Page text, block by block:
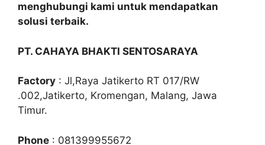
menghubungi kami untuk mendapatkan
solusi terbaik.
PT. CAHAYA BHAKTI SENTOSARAYA
Factory : Jl,Raya Jatikerto RT 017/RW
.002,Jatikerto, Kromengan, Malang, Jawa
Timur.
Phone : 081399955672